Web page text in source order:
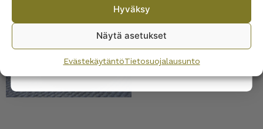
Hyväksy
Näytä asetukset
EvästekäytäntöTietosuojalausunto
Arabia Kahvikuppi
privacy policy.